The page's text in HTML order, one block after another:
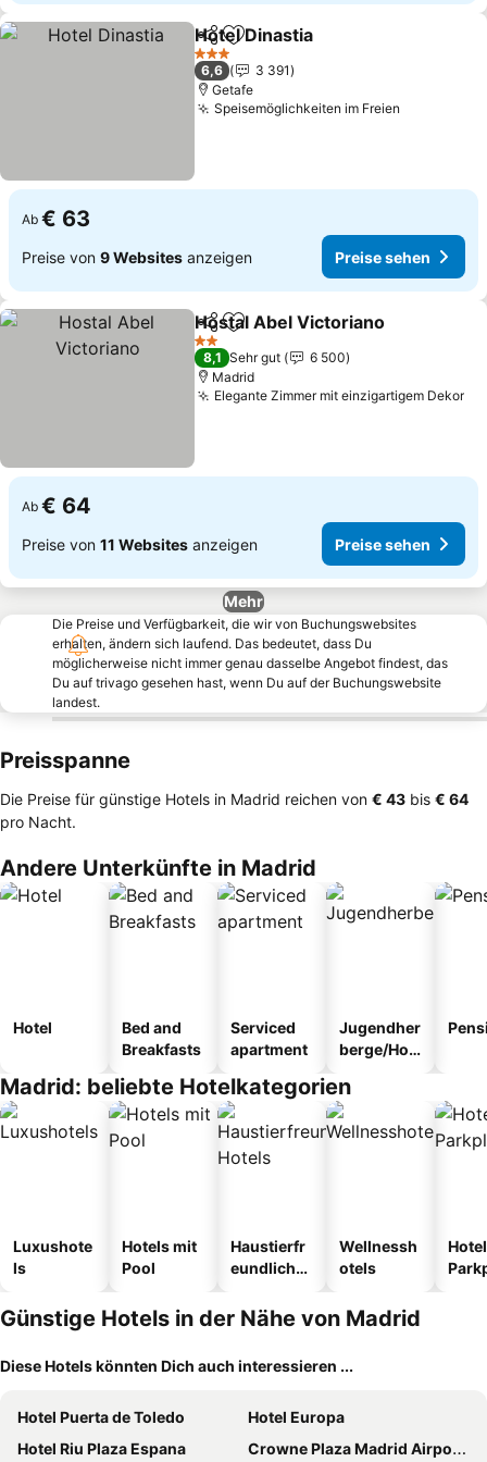
TeilenZu Favoriten hinzufügen
Hotel Dinastia
3 Sterne
6,6
3 391
Getafe
Speisemöglichkeiten im Freien
Ab € 63
Preise von 9 Websites anzeigen Preise sehen
TeilenZu Favoriten hinzufügen
Hostal Abel Victoriano
2 Sterne
8,1 Sehr gut
6 500
Madrid
Elegante Zimmer mit einzigartigem Dekor
Ab € 64
Preise von 11 Websites anzeigen Preise sehen
Mehr
Die Preise und Verfügbarkeit, die wir von Buchungswebsites
erhalten, ändern sich laufend. Das bedeutet, dass Du
möglicherweise nicht immer genau dasselbe Angebot findest, das
Du auf trivago gesehen hast, wenn Du auf der Buchungswebsite
landest.
Preisspanne
Die Preise für günstige Hotels in Madrid reichen von ‎€ 43 bis ‎€ 64
pro Nacht.
Andere Unterkünfte in Madrid
Hotel
Bed and
Breakfasts
Serviced
apartment
Jugendher
berge/Hos
Madrid: beliebte Hotelkategorien
Luxushote
ls
Hotels mit
Pool
Haustierfr
eundliche
Wellnessh
otels
Günstige Hotels in der Nähe von Madrid
Diese Hotels könnten Dich auch interessieren ...
Hotel Puerta de Toledo
Hotel Europa
Hotel Riu Plaza Espana
Crowne Plaza Madrid Airport By Ihg